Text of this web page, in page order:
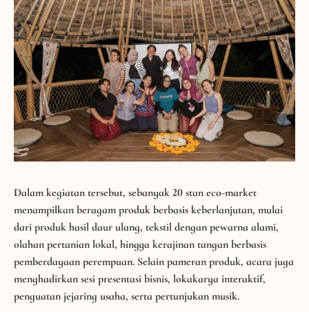
Dalam kegiatan tersebut, sebanyak 20 stan eco-market
menampilkan beragam produk berbasis keberlanjutan, mulai
dari produk hasil daur ulang, tekstil dengan pewarna alami,
olahan pertanian lokal, hingga kerajinan tangan berbasis
pemberdayaan perempuan. Selain pameran produk, acara juga
menghadirkan sesi presentasi bisnis, lokakarya interaktif,